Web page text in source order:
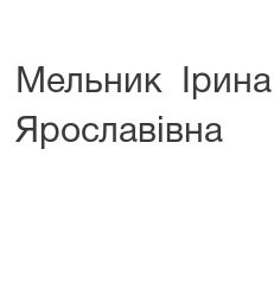
Мельник Ірина
Ярославівна